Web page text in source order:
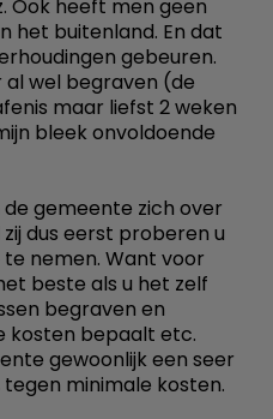
Ook heeft men geen
het buitenland. En dat
gebeuren.
al wel begraven (de
maar liefst 2 weken
bleek onvoldoende
gemeente zich over
dus eerst proberen u
nemen. Want voor
beste als u het zelf
begraven en
kosten bepaalt etc.
gewoonlijk een seer
minimale kosten.